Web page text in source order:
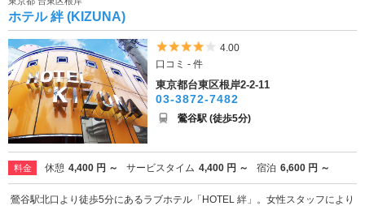
ホテル 絆 (KIZUNA)
5つ星のうち4
4.00
口コミ - 件
東京都台東区根岸2-2-11
03-3872-7482
鶯谷駅 (徒歩5分)
料金 休憩 4,400 円 ～ サービスタイム 4,400 円 ～ 宿泊 6,600 円 ～
鶯谷駅北口より徒歩5分にあるラブホテル「HOTEL 絆」。女性スタッフにより